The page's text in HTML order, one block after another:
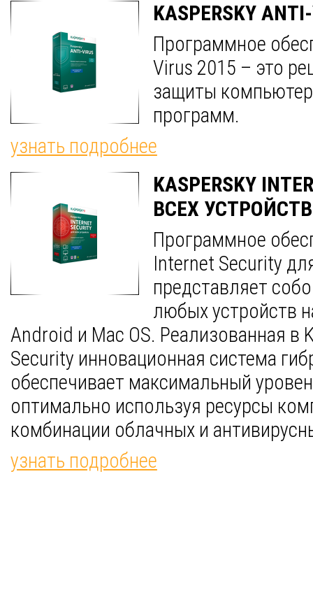
KASPERSKY
Программное
Virus 2015 – это
защиты
программ.
узнать подробнее
KASPERSKY
ВСЕХ УСТРОЙСТВ
Программное
Internet Security
представляет
любых устройств
Android и Mac OS. Реализованная в
Security инновационная система
обеспечивает максимальный
оптимально используя ресурсы
комбинации облачных и
узнать подробнее